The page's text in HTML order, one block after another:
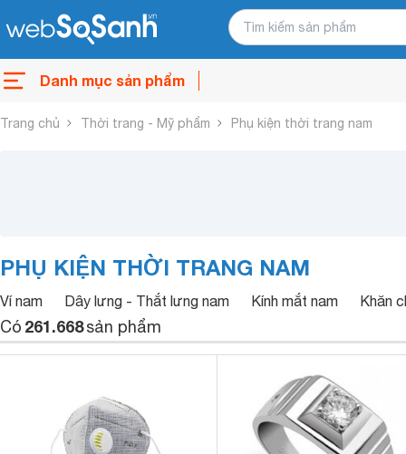
Danh mục sản phẩm
Trang chủ Thời trang - Mỹ phẩm Phụ kiện thời trang nam
PHỤ KIỆN THỜI TRANG NAM
Ví nam Dây lưng - Thắt lưng nam Kính mắt nam Khăn
Có 261.668sản phẩm